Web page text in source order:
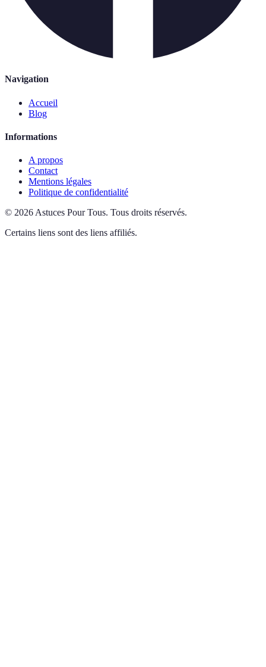
Navigation
Accueil
Blog
Informations
A propos
Contact
Mentions légales
Politique de confidentialité
© 2026 Astuces Pour Tous. Tous droits réservés.
Certains liens sont des liens affiliés.